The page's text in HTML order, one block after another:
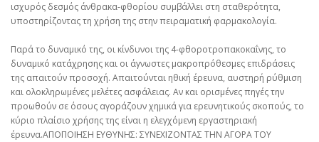
ισχυρός δεσμός άνθρακα-φθορίου συμβάλλει στη σταθερότητα,
υποστηρίζοντας τη χρήση της στην πειραματική φαρμακολογία.
Παρά το δυναμικό της, οι κίνδυνοι της 4-φθοροτροπακοκαΐνης, το
δυναμικό κατάχρησης και οι άγνωστες μακροπρόθεσμες επιδράσεις
της απαιτούν προσοχή. Απαιτούνται ηθική έρευνα, αυστηρή ρύθμιση
και ολοκληρωμένες μελέτες ασφάλειας. Αν και ορισμένες πηγές την
προωθούν σε όσους αγοράζουν χημικά για ερευνητικούς σκοπούς, το
κύριο πλαίσιο χρήσης της είναι η ελεγχόμενη εργαστηριακή
έρευνα.ΑΠΟΠΟΙΗΣΗ ΕΥΘΥΝΗΣ: ΣΥΝΕΧΙΖΟΝΤΑΣ ΤΗΝ ΑΓΟΡΑ ΤΟΥ